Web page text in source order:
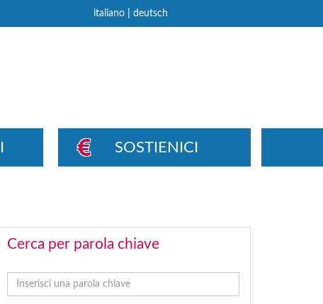
italiano| deutsch
SOSTIENICI
Cerca per parola chiave